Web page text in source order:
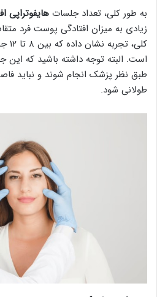
به طور کلی، تعداد جلسات هایفوتراپی
زیادی به میزان افتادگی پوست فرد
است. البته توجه داشته باشید که این
طبق نظر پزشک انجام شوند و نباید
طولانی شود.